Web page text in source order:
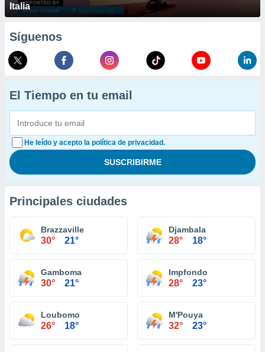
Italia
Síguenos
El Tiempo en tu email
He leído y acepto la política de privacidad.
Principales ciudades
Brazzaville
30° 21°
Djambala
28° 18°
Gamboma
30° 21°
Impfondo
28° 23°
Loubomo
26° 18°
M'Pouya
32° 23°